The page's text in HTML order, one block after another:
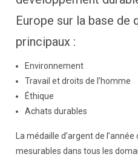
Europe sur la base de
principaux :
Environnement
Travail et droits de l’homme
Éthique
Achats durables
La médaille d’argent de
mesurables dans tous les